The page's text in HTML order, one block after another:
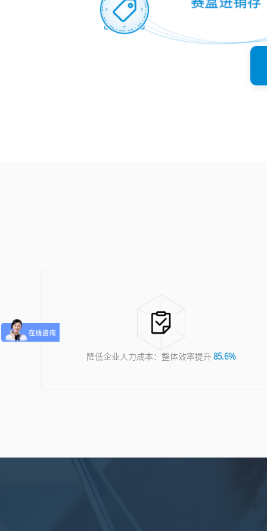
降低企业人力成本：整体效率提升 85.6%